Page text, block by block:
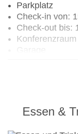
Parkplatz
Check-in von:
Check-out bis:
Konferenzraum
Zimmerservice
Gesamtanzahl
Essen &